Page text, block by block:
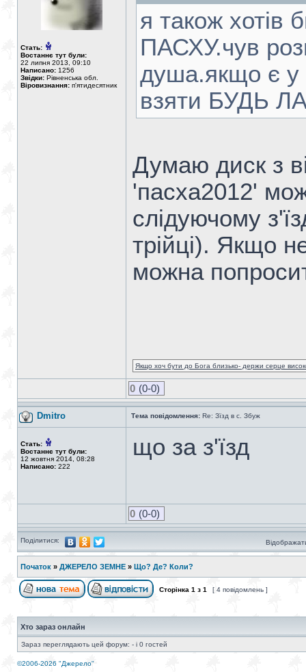
Стать:
Востаннє тут були:
22 липня 2013, 09:10
Написано: 1256
Звідки: Рівненська обл.
Віровизнання: п'ятидесятник
я також хотів
ПАСХУ.чув
душа.якщо є у
взяти БУДЬ
Думаю диск з
'пасха2012'
слідуючому
трійці). Якщо
можна
Якщо хоч бути до Бога близько- держи серце
0 (0-0)
Dmitro Тема повідомлення: Re: Зїзд в с. Збуж
Стать:
Востаннє тут були:
12 жовтня 2014, 08:28
Написано: 222
що за з'їзд
0 (0-0)
Поділитися:
Початок » ДЖЕРЕЛО ЗЕМНЕ » Що? Де? Коли?
Сторінка 1 з 1 [ 4 повідомлень ]
Хто зараз онлайн
Зараз переглядають цей форум: - і 0 гостей
©2006-2026 "Джерело"